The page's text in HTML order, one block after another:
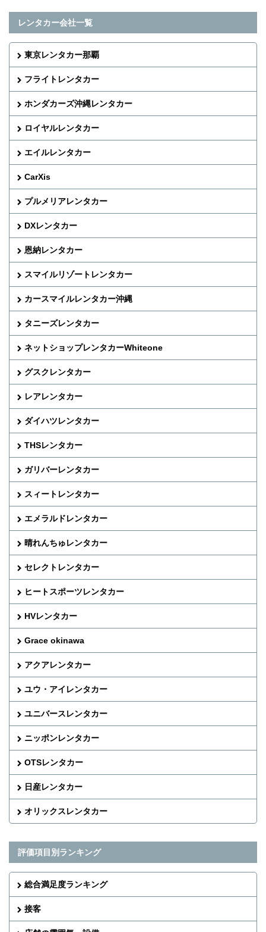
レンタカー会社一覧
東京レンタカー那覇
フライトレンタカー
ホンダカーズ沖縄レンタカー
ロイヤルレンタカー
エイルレンタカー
CarXis
プルメリアレンタカー
DXレンタカー
恩納レンタカー
スマイルリゾートレンタカー
カースマイルレンタカー沖縄
タニーズレンタカー
ネットショップレンタカーWhiteone
グスクレンタカー
レアレンタカー
ダイハツレンタカー
THSレンタカー
ガリバーレンタカー
スィートレンタカー
エメラルドレンタカー
晴れんちゅレンタカー
セレクトレンタカー
ヒートスポーツレンタカー
HVレンタカー
Grace okinawa
アクアレンタカー
ユウ・アイレンタカー
ユニバースレンタカー
ニッポンレンタカー
OTSレンタカー
日産レンタカー
オリックスレンタカー
評価項目別ランキング
総合満足度ランキング
接客